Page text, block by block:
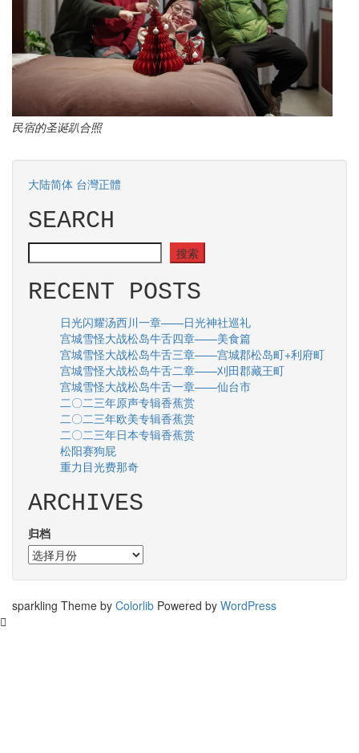
民宿的圣诞趴合照
大陆简体 台灣正體
SEARCH
SEARCH 搜索
RECENT POSTS
日光闪耀汤西川一章——日光神社巡礼
宫城雪怪大战松岛牛舌四章——美食篇
宫城雪怪大战松岛牛舌三章——宫城郡松岛町+利府町
宫城雪怪大战松岛牛舌二章——刈田郡藏王町
宫城雪怪大战松岛牛舌一章——仙台市
二〇二三年原声专辑香蕉赏
二〇二三年欧美专辑香蕉赏
二〇二三年日本专辑香蕉赏
松阳赛狗屁
重力目光费那奇
ARCHIVES
归档
sparkling Theme by Colorlib Powered by WordPress